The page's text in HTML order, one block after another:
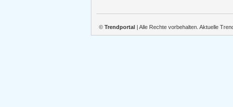
© Trendportal | Alle Rechte vorbehalten. Aktuelle